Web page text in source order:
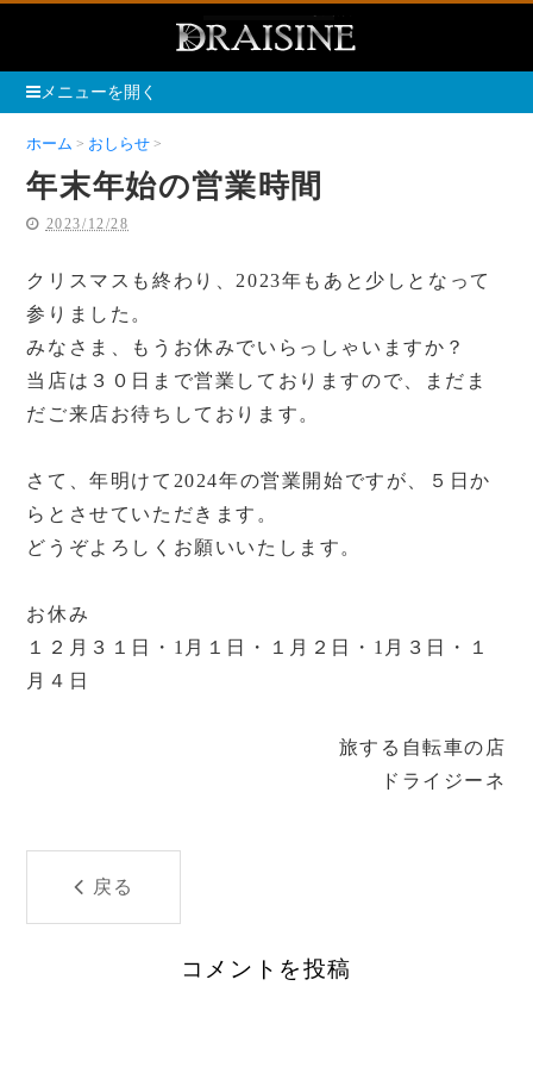
メニューを開く
ホーム おしらせ
年末年始の営業時間
2023/12/28
クリスマスも終わり、2023年もあと少しとなって
参りました。
みなさま、もうお休みでいらっしゃいますか？
当店は３０日まで営業しておりますので、まだま
だご来店お待ちしております。
さて、年明けて2024年の営業開始ですが、５日か
らとさせていただきます。
どうぞよろしくお願いいたします。
お休み
１２月３１日・1月１日・１月２日・1月３日・１
月４日
旅する自転車の店
ドライジーネ
戻る
コメントを投稿